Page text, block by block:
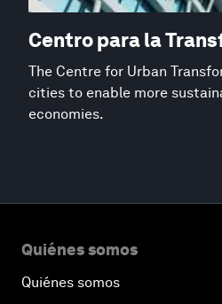
Centro para la
The Centre for Urban
cities to enable more
economies.
Quiénes somos
Quiénes somos